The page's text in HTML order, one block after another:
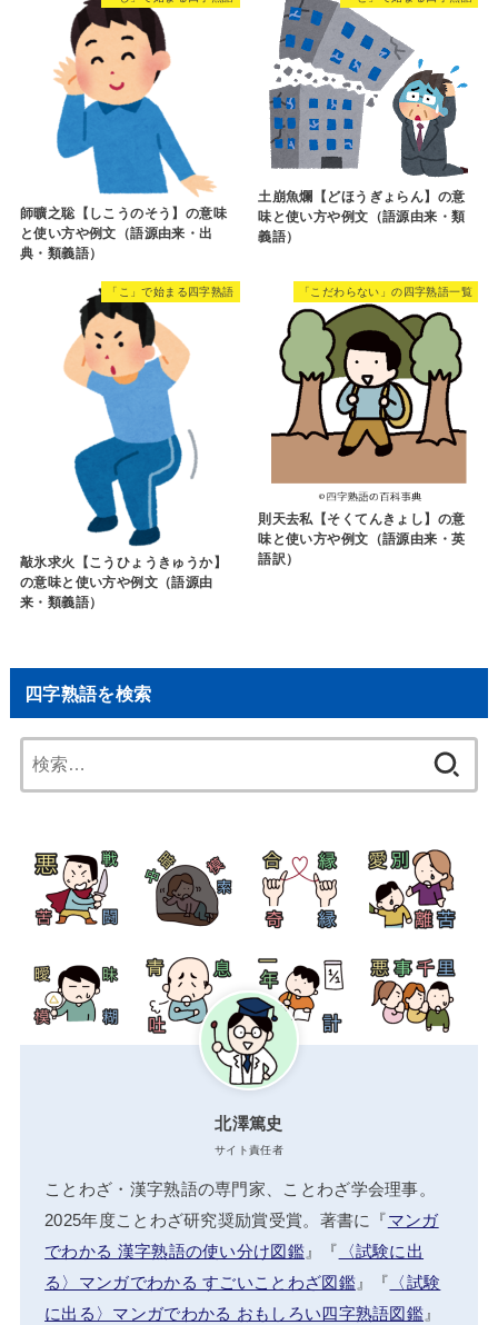
師曠之聡【しこうのそう】の意味
と使い方や例文（語源由来・出
典・類義語）
土崩魚爛【どほうぎょらん】の意
味と使い方や例文（語源由来・類
義語）
「こ」で始まる四字熟語
敲氷求火【こうひょうきゅうか】
の意味と使い方や例文（語源由
来・類義語）
「こだわらない」の四字熟語一覧
則天去私【そくてんきょし】の意
味と使い方や例文（語源由来・英
語訳）
四字熟語を検索
索:
北澤篤史
サイト責任者
ことわざ・漢字熟語の専門家、ことわざ学会理事。
2025年度ことわざ研究奨励賞受賞。著書に『マンガ
でわかる 漢字熟語の使い分け図鑑』『 〈試験に出
る〉マンガでわかる すごいことわざ図鑑』『 〈試験
に出る〉マンガでわかる おもしろい四字熟語図鑑 』